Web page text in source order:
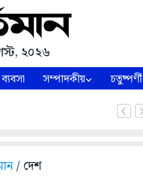
২০২৬
ব্যবসা সম্পাদকীয় চতুষ্পর্ণী
/ দেশ